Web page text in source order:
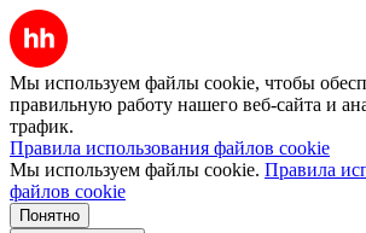
Мы используем файлы cookie, чтобы
правильную работу нашего веб-сайта и
трафик.
Правила использования файлов cookie
Мы используем файлы cookie. Правила
файлов cookie
Понятно